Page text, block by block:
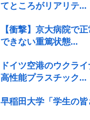
てところがリアリテ...
【衝撃】京大病院で
できない重篤状態...
ドイツ空港のウクラ
高性能プラスチック...
早稲田大学「学生の